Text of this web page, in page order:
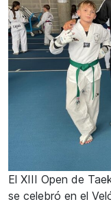
El XIII Open de
se celebró en el